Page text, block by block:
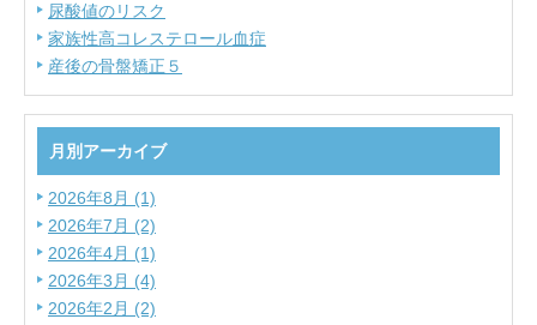
尿酸値のリスク
家族性高コレステロール血症
産後の骨盤矯正５
月別アーカイブ
2026年8月 (1)
2026年7月 (2)
2026年4月 (1)
2026年3月 (4)
2026年2月 (2)